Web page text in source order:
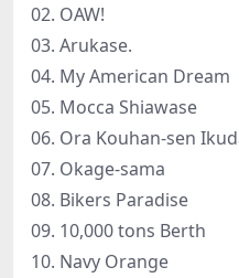
02. OAW!
03. Arukase.
04. My American Dream
05. Mocca Shiawase
06. Ora Kouhan-sen
07. Okage-sama
08. Bikers Paradise
09. 10,000 tons Berth
10. Navy Orange